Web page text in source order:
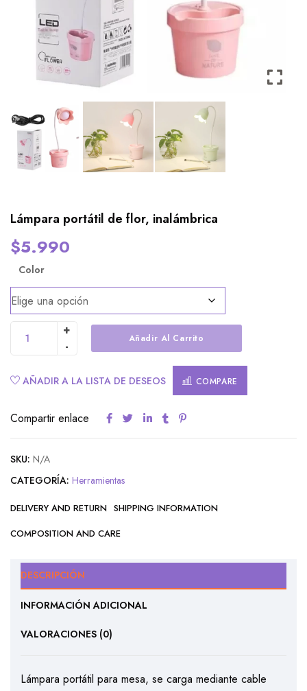
Lámpara portátil de flor, inalámbrica
$5.990
Color
Añadir Al Carrito
AÑADIR A LA LISTA DE DESEOS COMPARE
Compartir enlace
SKU: N/A
CATEGORÍA: Herramientas
DELIVERY AND RETURN SHIPPING INFORMATION
COMPOSITION AND CARE
DESCRIPCIÓN
INFORMACIÓN ADICIONAL
VALORACIONES (0)
Lámpara portátil para mesa, se carga mediante cable